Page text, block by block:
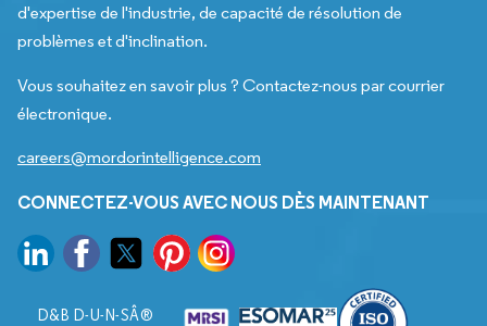
d'expertise de l'industrie, de capacité de résolution de
problèmes et d'inclination.
Vous souhaitez en savoir plus ? Contactez-nous par courrier
électronique.
careers@mordorintelligence.com
CONNECTEZ-VOUS AVEC NOUS DÈS MAINTENANT
D&B D-U-N-SÂ®